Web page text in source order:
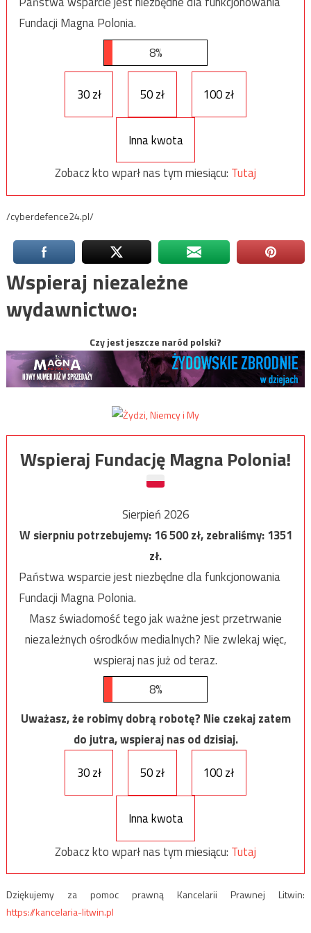
Fundacji Magna Polonia.
8%
30 zł 50 zł 100 zł
Inna kwota
Zobacz kto wparł nas tym miesiącu: Tutaj
/cyberdefence24.pl/
Wspieraj niezależne
wydawnictwo:
Czy jest jeszcze naród polski?
Wspieraj Fundację Magna Polonia!
Sierpień 2026
W sierpniu potrzebujemy:16 500zł, zebraliśmy:1351
zł.
Państwa wsparcie jest niezbędne dla funkcjonowania
Fundacji Magna Polonia.
Masz świadomość tego jak ważne jest przetrwanie
niezależnych ośrodków medialnych? Nie zwlekaj więc,
wspieraj nas już od teraz.
8%
Uważasz, że robimy dobrą robotę? Nie czekaj zatem
do jutra, wspieraj nas od dzisiaj.
30 zł
50 zł 100 zł
Inna kwota
Zobacz kto wparł nas tym miesiącu: Tutaj
Dziękujemy za pomoc prawną Kancelarii Prawnej Litwin:
https://kancelaria-litwin.pl